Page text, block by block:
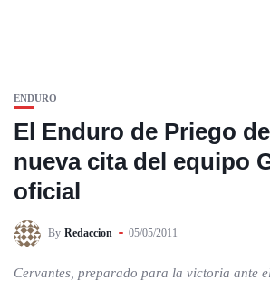
ENDURO
El Enduro de Priego
nueva cita del equipo
oficial
By Redaccion 05/05/2011
Cervantes, preparado para la victoria ante